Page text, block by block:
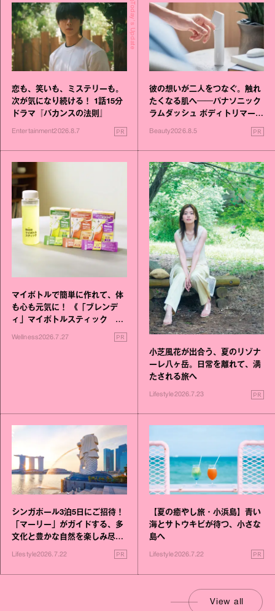
Today's Update
恋も、笑いも、ミステリーも。
次が気になり続ける！ 1話15分
ドラマ『バカンスの法則』
Entertainment2026.8.7 PR
彼の想いが二人をつなぐ。触れ
たくなる肌へ──パナソニック
ラムダッシュ ボディトリマーが
Beauty2026.8.5 PR
マイボトルで簡単に作れて、体
も心も元気に！ 《「ブレンデ
ィ」マイボトルスティック い
いこと毎日》シリーズが誕生
Wellness2026.7.27 PR
小芝風花が出合う、夏のリゾナ
ーレ八ヶ岳。日常を離れて、満
たされる旅へ
Lifestyle2026.7.23 PR
シンガポール3泊5日にご招待！
「マーリー」がガイドする、多
文化と豊かな自然を楽しみ尽く
Lifestyle2026.7.22 PR
【夏の癒やし旅・小浜島】青い
海とサトウキビが待つ、小さな
島へ
Lifestyle2026.7.22 PR
View all